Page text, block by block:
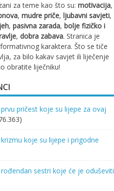
za teme kao što su:motivacija,
,mudre priče,ljubavni savjeti,
,pasivna zarada,bolje fizičko i
,dobra zabava. Stranica je
karaktera. Što se tiče
za bilo kakav savjet ili liječenje
obratite liječniku!
pričest koje su lijepe za ovaj
koje su lijepe i prigodne
sestri koje će je oduševiti